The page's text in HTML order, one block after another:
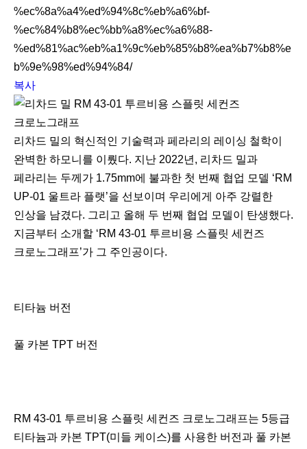
r
e
%ec%8a%a4%ed%94%8c%eb%a6%bf-
%ec%84%b8%ec%bb%a8%ec%a6%88-
%ed%81%ac%eb%a1%9c%eb%85%b8%ea%b7%b8%e
b%9e%98%ed%94%84/
복사
리차드 밀의 혁신적인 기술력과 페라리의 레이싱 철학이
완벽한 하모니를 이뤘다. 지난 2022년, 리차드 밀과
페라리는 두께가 1.75mm에 불과한 첫 번째 협업 모델 ‘RM
UP-01 울트라 플랫’을 선보이며 우리에게 아주 강렬한
인상을 남겼다. 그리고 올해 두 번째 협업 모델이 탄생했다.
지금부터 소개할 ‘RM 43-01 투르비용 스플릿 세컨즈
크로노그래프’가 그 주인공이다.
티타늄 버전
풀 카본 TPT 버전
RM 43-01 투르비용 스플릿 세컨즈 크로노그래프는 5등급
티타늄과 카본 TPT(미들 케이스)를 사용한 버전과 풀 카본